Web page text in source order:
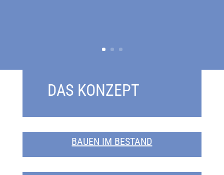
DAS KONZEPT
BAUEN IM BESTAND